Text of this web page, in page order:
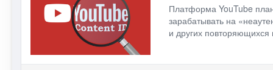
Платформа YouTube
зарабатывать на
и других